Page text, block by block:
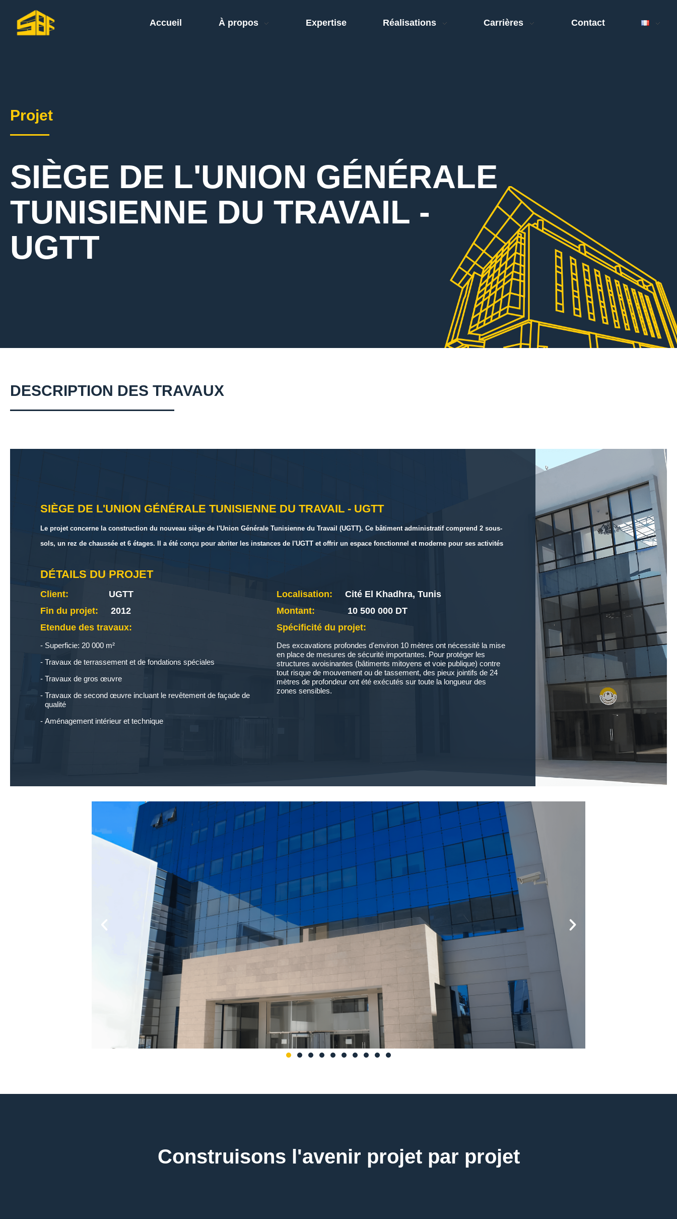
Accueil À propos Expertise Réalisations Carrières Contact
Projet
SIÈGE DE L'UNION GÉNÉRALE
TUNISIENNE DU TRAVAIL -
UGTT
DESCRIPTION DES TRAVAUX
SIÈGE DE L'UNION GÉNÉRALE TUNISIENNE DU TRAVAIL - UGTT
Le projet concerne la construction du nouveau siège de l'Union Générale Tunisienne du Travail (UGTT). Ce bâtiment administratif comprend 2 sous-
sols, un rez de chaussée et 6 étages. Il a été conçu pour abriter les instances de l'UGTT et offrir un espace fonctionnel et moderne pour ses activités
DÉTAILS DU PROJET
Client: UGTT Localisation:
Cité El Khadhra, Tunis
Fin du projet:
2012 Montant:
10 500 000 DT
Etendue des travaux:
Superficie: 20 000 m²
Travaux de terrassement et de fondations spéciales
Travaux de gros œuvre
Travaux de second œuvre incluant le revêtement de façade de
qualité
Aménagement intérieur et technique
Spécificité du projet:
Des excavations profondes d'environ 10 mètres ont nécessité la mise
en place de mesures de sécurité importantes. Pour protéger les
structures avoisinantes (bâtiments mitoyens et voie publique) contre
tout risque de mouvement ou de tassement, des pieux jointifs de 24
mètres de profondeur ont été exécutés sur toute la longueur des
zones sensibles.
Construisons l'avenir projet par projet